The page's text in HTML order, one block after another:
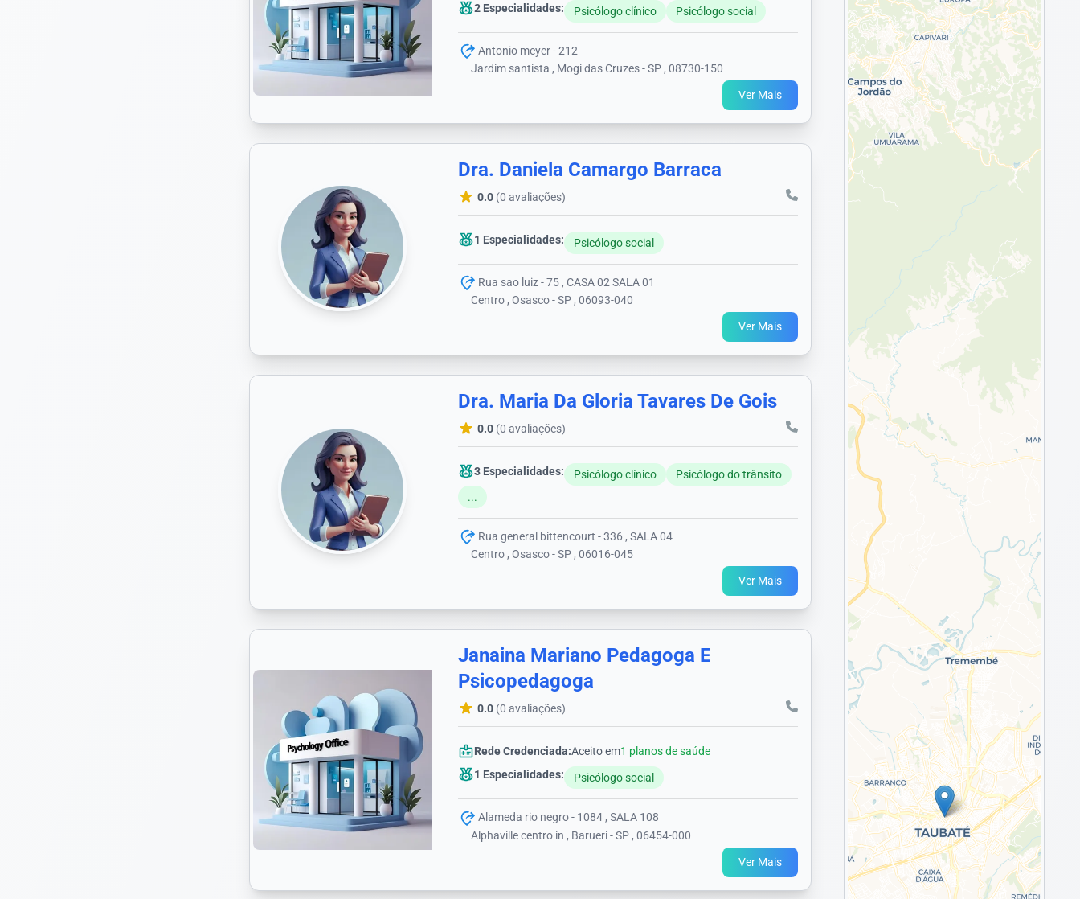
2 Especialidades:
Psicólogo clínico Psicólogo social
Antonio meyer - 212
Jardim santista , Mogi das Cruzes - SP , 08730-150
Ver Mais
Dra. Daniela Camargo Barraca
0.0 (0 avaliações)
1 Especialidades: Psicólogo social
Rua sao luiz - 75 , CASA 02 SALA 01
Centro , Osasco - SP , 06093-040
Ver Mais
Dra. Maria Da Gloria Tavares De Gois
0.0 (0 avaliações)
3 Especialidades: Psicólogo clínico
Psicólogo do trânsito
...
Rua general bittencourt - 336 , SALA 04
Centro , Osasco - SP , 06016-045
Ver Mais
Janaina Mariano Pedagoga E
Psicopedagoga
0.0 (0 avaliações)
Rede Credenciada:Aceito em1 planos de saúde
1 Especialidades:
Psicólogo social
Alameda rio negro - 1084 , SALA 108
Alphaville centro in , Barueri - SP , 06454-000
Ver Mais